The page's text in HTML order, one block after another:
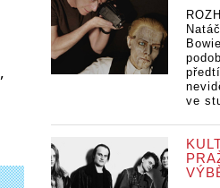
,
ve